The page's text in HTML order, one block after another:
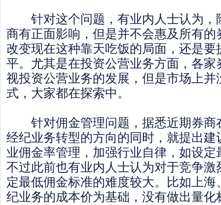
针对这个问题，有业内人士认为，
商有正面影响，但是并不会惠及所有
改变现在这种靠天吃饭的局面，还是
平。尤其是在投资公营业务方面，各
视投资公营业务的发展，但是市场上
式，大家都在探索中。
针对佣金管理问题，据悉近期券商
经纪业务转型的方向的同时，就提出
业佣金率管理，加强行业自律，如设
不过此前也有业内人士认为对于竞争
定最低佣金标准的难度较大。比如上
纪业务的成本价为基础，没有做出量化